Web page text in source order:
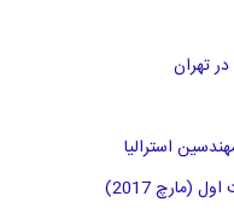
تهران
2017)